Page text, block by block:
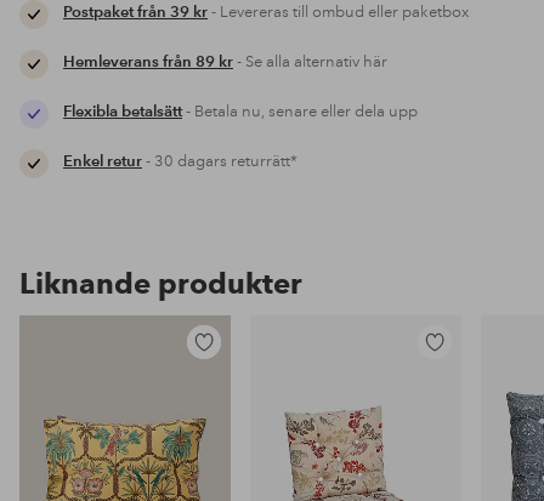
Postpaket från 39 kr- Levereras till ombud eller paketbox
Hemleverans från 89 kr- Se alla alternativ här
Flexibla betalsätt- Betala nu, senare eller dela upp
Enkel retur- 30 dagars returrätt*
Liknande produkter
favoriter